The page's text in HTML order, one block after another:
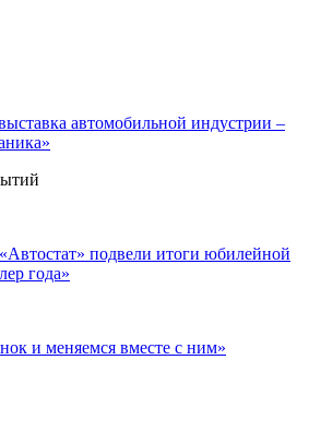
автомобильной индустрии –
подвели итоги юбилейной
года»
и меняемся вместе с ним»